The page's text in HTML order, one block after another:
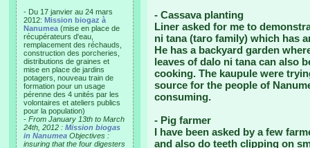
- Du 17 janvier au 24 mars
2012: Mission biogaz à
Nanumea (mise en place de
récupérateurs d'eau,
remplacement des réchauds,
construction des porcheries,
distributions de graines et
mise en place de jardins
potagers, nouveau train de
formation pour un usage
pérenne des 4 unités par les
volontaires et ateliers publics
pour la population)
- From January 13th to March
24th, 2012 : Mission biogas
in Nanumea Objectives :
insuring that the four digesters
- Cassava planting
Liner asked for me to
ni tana (taro family) which has
He has a backyard garden
leaves of dalo ni tana can also
cooking. The kaupule were
source for the people of
consuming.
- Pig farmer
I have been asked by a few
and also do teeth clipping on